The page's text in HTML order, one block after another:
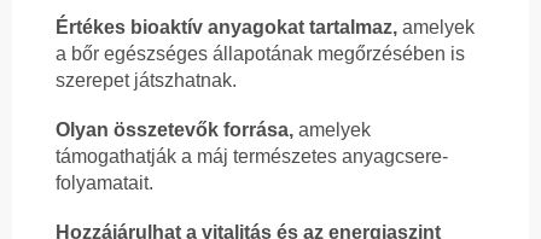
Értékes bioaktív anyagokat tartalmaz, amelyek
a bőr egészséges állapotának megőrzésében is
szerepet játszhatnak.
Olyan összetevők forrása, amelyek
támogathatják a máj természetes anyagcsere-
folyamatait.
Hozzájárulhat a vitalitás és az energiaszint